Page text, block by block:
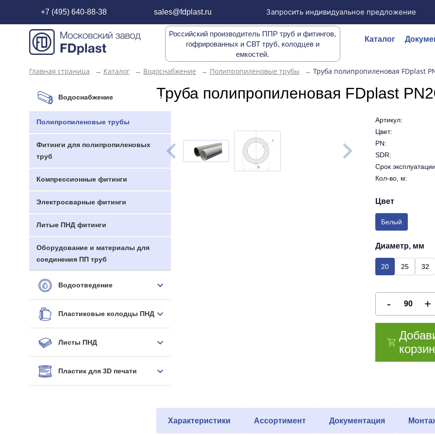
+7 (495) 640-88-38 sales@fdplast.ru Запросить индивидуальное предложение
Российский производитель ППР труб и фитингов,
гофрированных и СВТ труб, колодцев и
емкостей.
Каталог
Главная страница → Каталог → Водоснабжение → Полипропиленовые трубы → Труба полипропиленовая FDplast
Водоснабжение
Полипропиленовые трубы
Фитинги для полипропиленовых
труб
Компрессионные фитинги
Электросварные фитинги
Литые ПНД фитинги
Оборудование и материалы для
соединения ПП труб
Водоотведение
Пластиковые колодцы ПНД
Листы ПНД
Пластик для 3D печати
Труба полипропиленовая FDplast
Артикул:
Цвет:
PN:
SDR:
Срок
Кол-во, м:
Цвет
Белый
Диаметр, мм
20 25 32
Характеристики Ассортимент Документация